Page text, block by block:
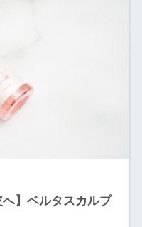
へ】ベルタスカルプ